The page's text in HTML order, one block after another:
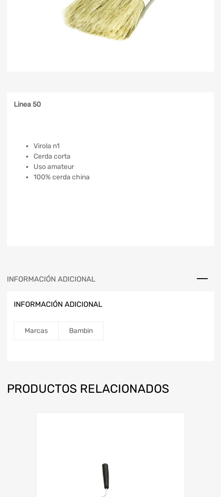
Linea 50
Virola n1
Cerda corta
Uso amateur
100% cerda china
INFORMACIÓN ADICIONAL
INFORMACIÓN ADICIONAL
Marcas Bambin
PRODUCTOS RELACIONADOS